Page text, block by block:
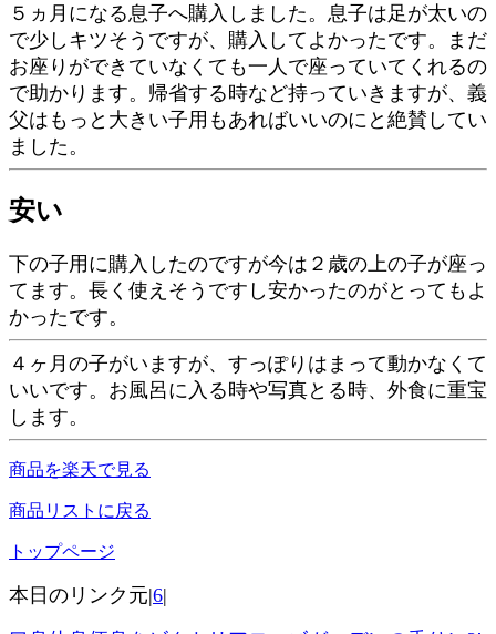
５ヵ月になる息子へ購入しました。息子は足が太いの
で少しキツそうですが、購入してよかったです。まだ
お座りができていなくても一人で座っていてくれるの
で助かります。帰省する時など持っていきますが、義
父はもっと大きい子用もあればいいのにと絶賛してい
ました。
安い
下の子用に購入したのですが今は２歳の上の子が座っ
てます。長く使えそうですし安かったのがとってもよ
かったです。
４ヶ月の子がいますが、すっぽりはまって動かなくて
いいです。お風呂に入る時や写真とる時、外食に重宝
します。
商品を楽天で見る
商品リストに戻る
トップページ
本日のリンク元|6|